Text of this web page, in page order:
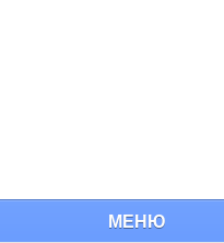
МЕНЮ